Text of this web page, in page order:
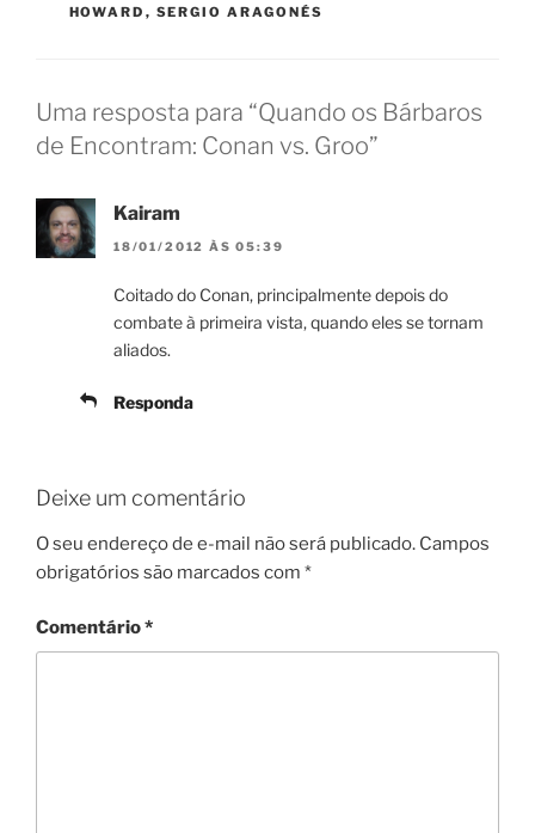
HOWARD , SERGIO ARAGONÉS
Uma resposta para “Quando os Bárbaros
de Encontram: Conan vs. Groo”
Kairam
18/01/2012 ÀS 05:39
Coitado do Conan, principalmente depois do
combate à primeira vista, quando eles se tornam
aliados.
Responda
Deixe um comentário
O seu endereço de e-mail não será publicado. Campos
obrigatórios são marcados com *
Comentário*